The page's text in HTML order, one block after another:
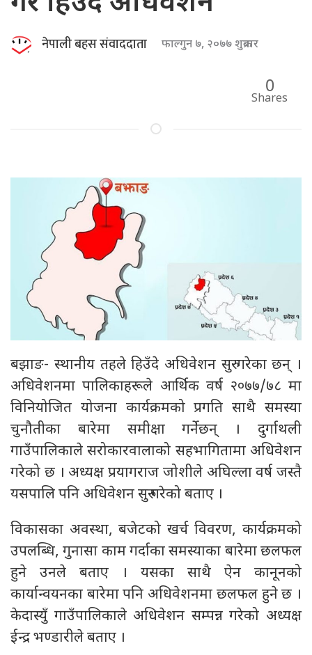
नेपाली बहस संवाददाता फाल्गुन ७, २०७७ शुक्रबार
0
Shares
बझाङ- स्थानीय तहले हिउँदे अधिवेशन सुरु गरेका छन् ।
अधिवेशनमा पालिकाहरूले आर्थिक वर्ष २०७७/७८ मा
विनियोजित योजना कार्यक्रमको प्रगति साथै समस्या
चुनौतीका बारेमा समीक्षा गर्नेछन् । दुर्गाथली
गाउँपालिकाले सरोकारवालाको सहभागितामा अधिवेशन
गरेको छ । अध्यक्ष प्रयागराज जोशीले अघिल्ला वर्ष जस्तै
यसपालि पनि अधिवेशन सुरु गरेको बताए ।
विकासका अवस्था, बजेटको खर्च विवरण, कार्यक्रमको
उपलब्धि, गुनासा काम गर्दाका समस्याका बारेमा छलफल
हुने उनले बताए । यसका साथै ऐन कानूनको
कार्यान्वयनका बारेमा पनि अधिवेशनमा छलफल हुने छ ।
केदास्युँ गाउँपालिकाले अधिवेशन सम्पन्न गरेको अध्यक्ष
ईन्द्र भण्डारीले बताए ।